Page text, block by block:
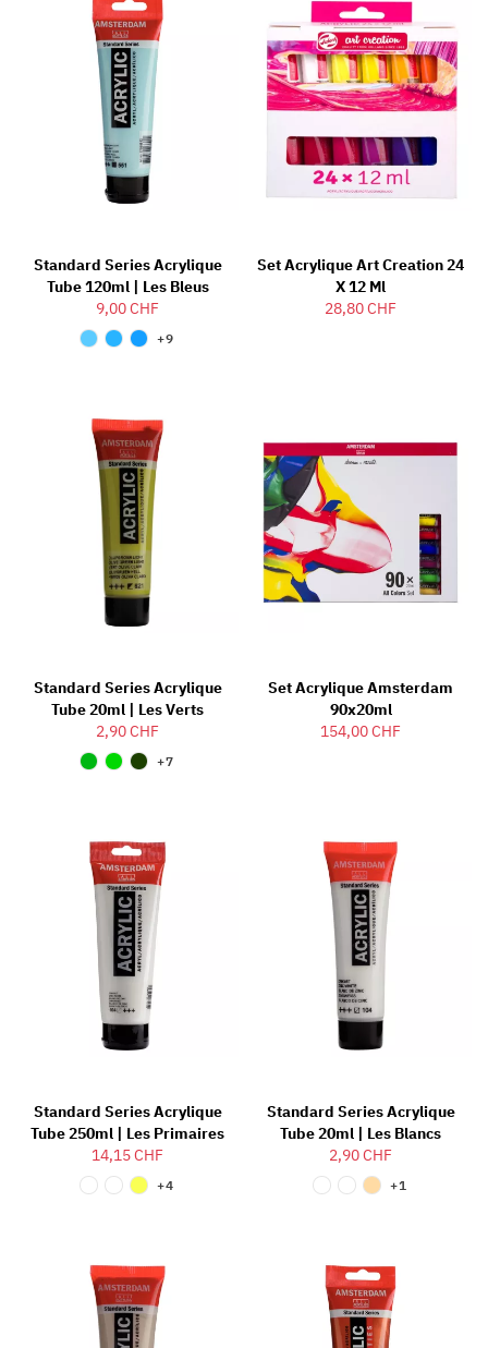
Standard Series Acrylique
Tube 120ml | Les Bleus
9,00 CHF
+9
Set Acrylique Art Creation 24
X 12 Ml
28,80 CHF
Standard Series Acrylique
Tube 20ml | Les Verts
2,90 CHF
+7
Set Acrylique Amsterdam
90x20ml
154,00 CHF
Standard Series Acrylique
Tube 250ml | Les Primaires
14,15 CHF
+4
Standard Series Acrylique
Tube 20ml | Les Blancs
2,90 CHF
+1